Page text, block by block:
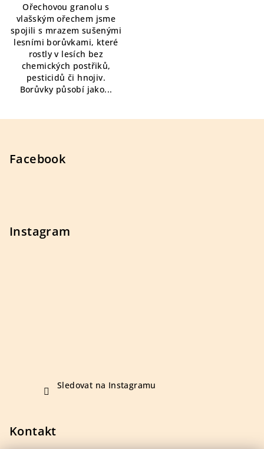
Ořechovou granolu s
vlašským ořechem jsme
spojili s mrazem sušenými
lesními borůvkami, které
rostly v lesích bez
chemických postřiků,
pesticidů či hnojiv.
Borůvky působí jako...
Facebook
Instagram
Sledovat na Instagramu
Kontakt